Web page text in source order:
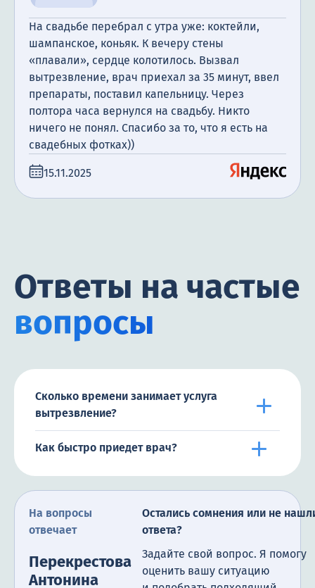
На свадьбе перебрал с утра уже: коктейли,
шампанское, коньяк. К вечеру стены
«плавали», сердце колотилось. Вызвал
вытрезвление, врач приехал за 35 минут, ввел
препараты, поставил капельницу. Через
полтора часа вернулся на свадьбу. Никто
ничего не понял. Спасибо за то, что я есть на
свадебных фотках))
15.11.2025
Ответы на частые
вопросы
Сколько времени занимает услуга
вытрезвление?
Как быстро приедет врач?
На вопросы
отвечает
Перекрестова
Антонина
Остались сомнения или не
ответа?
Задайте свой вопрос. Я помогу
оценить вашу ситуацию